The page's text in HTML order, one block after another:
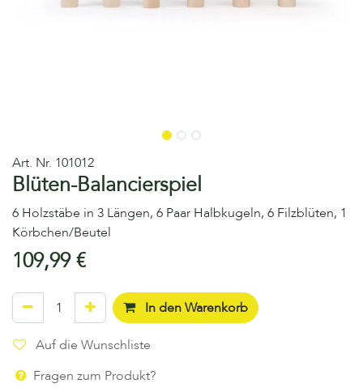
Art. Nr. 101012
Blüten-Balancierspiel
6 Holzstäbe in 3 Längen, 6 Paar Halbkugeln, 6 Filzblüten, 1
Körbchen/Beutel
109,99€
In den Warenkorb
Auf die Wunschliste
Fragen zum Produkt?